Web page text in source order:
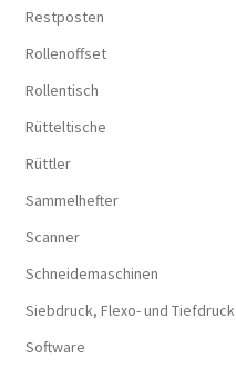
Restposten
Rollenoffset
Rollentisch
Rütteltische
Rüttler
Sammelhefter
Scanner
Schneidemaschinen
Siebdruck, Flexo- und Tiefdruck
Software